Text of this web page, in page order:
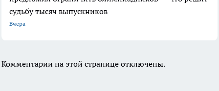
судьбу тысяч выпускников
Вчера
Комментарии на этой странице отключены.